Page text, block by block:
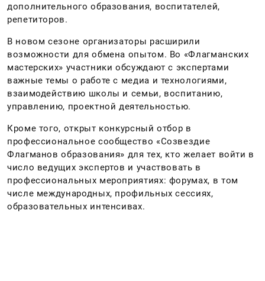
дополнительного образования, воспитателей,
репетиторов.
В новом сезоне организаторы расширили
возможности для обмена опытом. Во «Флагманских
мастерских» участники обсуждают с экспертами
важные темы о работе с медиа и технологиями,
взаимодействию школы и семьи, воспитанию,
управлению, проектной деятельностью.
Кроме того, открыт конкурсный отбор в
профессиональное сообщество «Созвездие
Флагманов образования» для тех, кто желает войти в
число ведущих экспертов и участвовать в
профессиональных мероприятиях: форумах, в том
числе международных, профильных сессиях,
образовательных интенсивах.